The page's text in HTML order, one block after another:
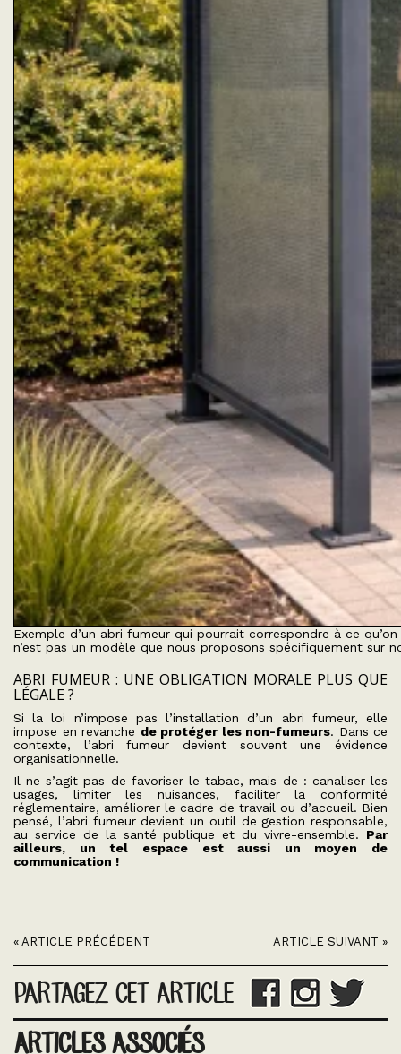
Exemple d’un abri fumeur qui pourrait correspondre à ce
n’est pas un modèle que nous proposons spécifiquement sur
ABRI FUMEUR : UNE OBLIGATION MORALE PLUS QUE
LÉGALE ?
Si la loi n’impose pas l’installation d’un abri fumeur, elle
impose en revanche de protéger les non-fumeurs. Dans ce
contexte, l’abri fumeur devient souvent une évidence
organisationnelle.
Il ne s’agit pas de favoriser le tabac, mais de : canaliser les
usages, limiter les nuisances, faciliter la conformité
réglementaire, améliorer le cadre de travail ou d’accueil. Bien
pensé, l’abri fumeur devient un outil de gestion responsable,
au service de la santé publique et du vivre-ensemble. Par
ailleurs, un tel espace est aussi un moyen de
communication !
« ARTICLE PRÉCÉDENT ARTICLE SUIVANT »
PARTAGEZ CET ARTICLE
ARTICLES ASSOCIÉS